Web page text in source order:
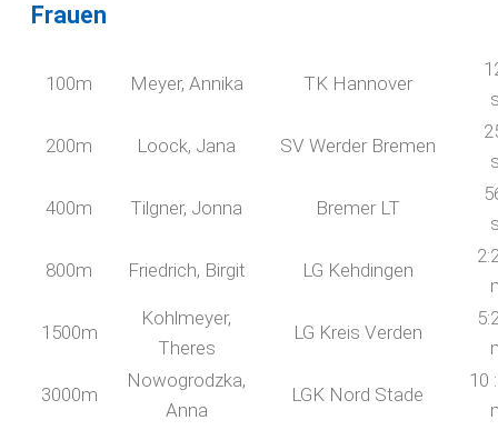
Frauen
100m Meyer, Annika TK Hannover
200m Loock, Jana SV Werder Bremen
400m Tilgner, Jonna Bremer LT
800m Friedrich, Birgit LG Kehdingen
1500m
Kohlmeyer,
Theres
LG Kreis Verden
3000m
Nowogrodzka,
Anna
LGK Nord Stade
10